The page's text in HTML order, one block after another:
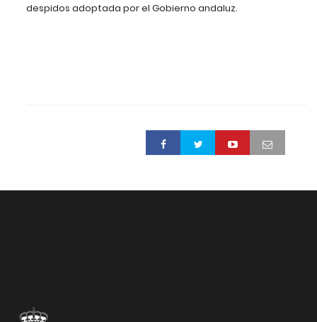
despidos adoptada por el Gobierno andaluz.